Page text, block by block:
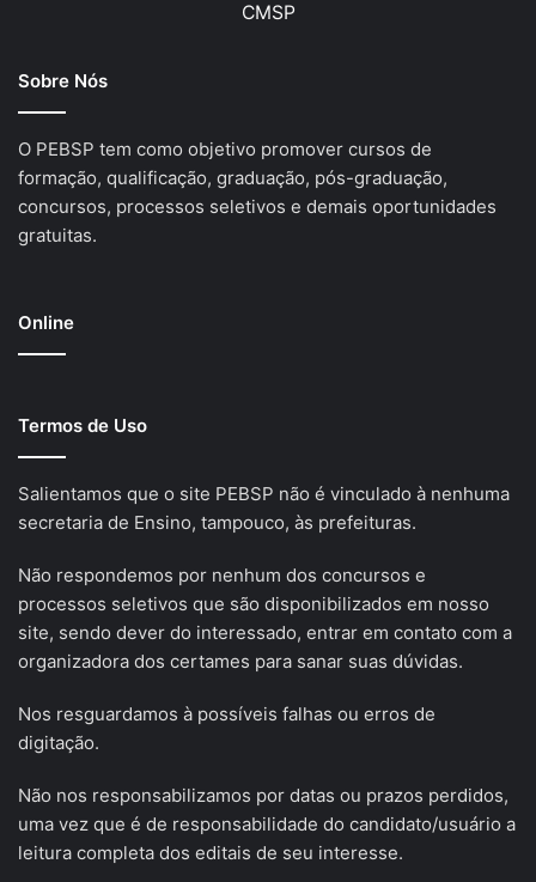
CMSP
Sobre Nós
O PEBSP tem como objetivo promover cursos de
formação, qualificação, graduação, pós-graduação,
concursos, processos seletivos e demais oportunidades
gratuitas.
Online
Termos de Uso
Salientamos que o site PEBSP não é vinculado à nenhuma
secretaria de Ensino, tampouco, às prefeituras.
Não respondemos por nenhum dos concursos e
processos seletivos que são disponibilizados em nosso
site, sendo dever do interessado, entrar em contato com a
organizadora dos certames para sanar suas dúvidas.
Nos resguardamos à possíveis falhas ou erros de
digitação.
Não nos responsabilizamos por datas ou prazos perdidos,
uma vez que é de responsabilidade do candidato/usuário a
leitura completa dos editais de seu interesse.